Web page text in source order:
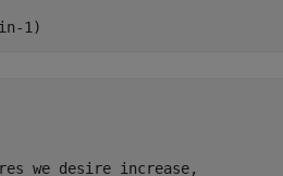
1)
we desire increase,